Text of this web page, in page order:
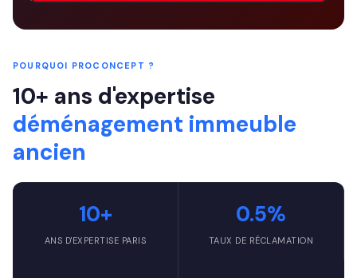
POURQUOI PROCONCEPT ?
10+ ans d'expertise
déménagement immeuble
ancien
10+
ANS D'EXPERTISE PARIS
0.5%
TAUX DE RÉCLAMATION